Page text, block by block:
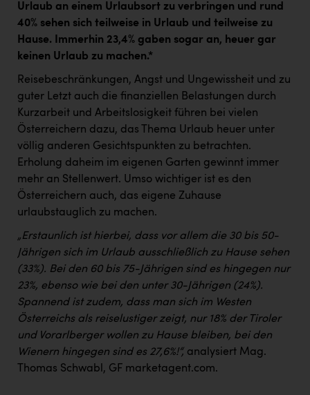
Oldtimer Raststationen und Motorhotels
Österreichischer Kachelofenverband
Passage Linz
PEZ
PÜSPÖK
RE/MAX Welcome
RUBBLE MASTER
Ruderclub Wels
SCRI - Salzburg Cancer Research Institute
SCHMACHTL GmbH
Schwingshandl - automation technology gmbh
Urlaub an einem Urlaubsort zu verbringen und rund
40% sehen sich teilweise in Urlaub und teilweise zu
Hause. Immerhin 23,4% gaben sogar an, heuer gar
keinen Urlaub zu machen.*
Reisebeschränkungen, Angst und Ungewissheit und zu
guter Letzt auch die finanziellen Belastungen durch
Kurzarbeit und Arbeitslosigkeit führen bei vielen
Österreichern dazu, das Thema Urlaub heuer unter
völlig anderen Gesichtspunkten zu betrachten.
Erholung daheim im eigenen Garten gewinnt immer
mehr an Stellenwert. Umso wichtiger ist es den
Österreichern auch, das eigene Zuhause
urlaubstauglich zu machen.
„Erstaunlich ist hierbei, dass vor allem die 30 bis 50-
Jährigen sich im Urlaub ausschließlich zu Hause sehen
(33%). Bei den 60 bis 75-Jährigen sind es hingegen nur
23%, ebenso wie bei den unter 30-Jährigen (24%).
Spannend ist zudem, dass man sich im Westen
Österreichs als reiselustiger zeigt, nur 18% der Tiroler
und Vorarlberger wollen zu Hause bleiben, bei den
Wienern hingegen sind es 27,6%!“, analysiert Mag.
Thomas Schwabl, GF marketagent.com.